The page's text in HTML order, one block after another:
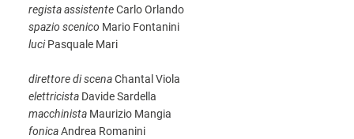
regista assistenteCarlo Orlando
spazio scenico Mario Fontanini
luciPasquale Mari
direttore di scenaChantal Viola
elettricista Davide Sardella
macchinista Maurizio Mangia
fonicaAndrea Romanini